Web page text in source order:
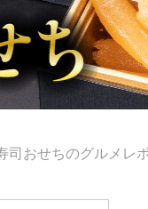
司おせちのグルメレ